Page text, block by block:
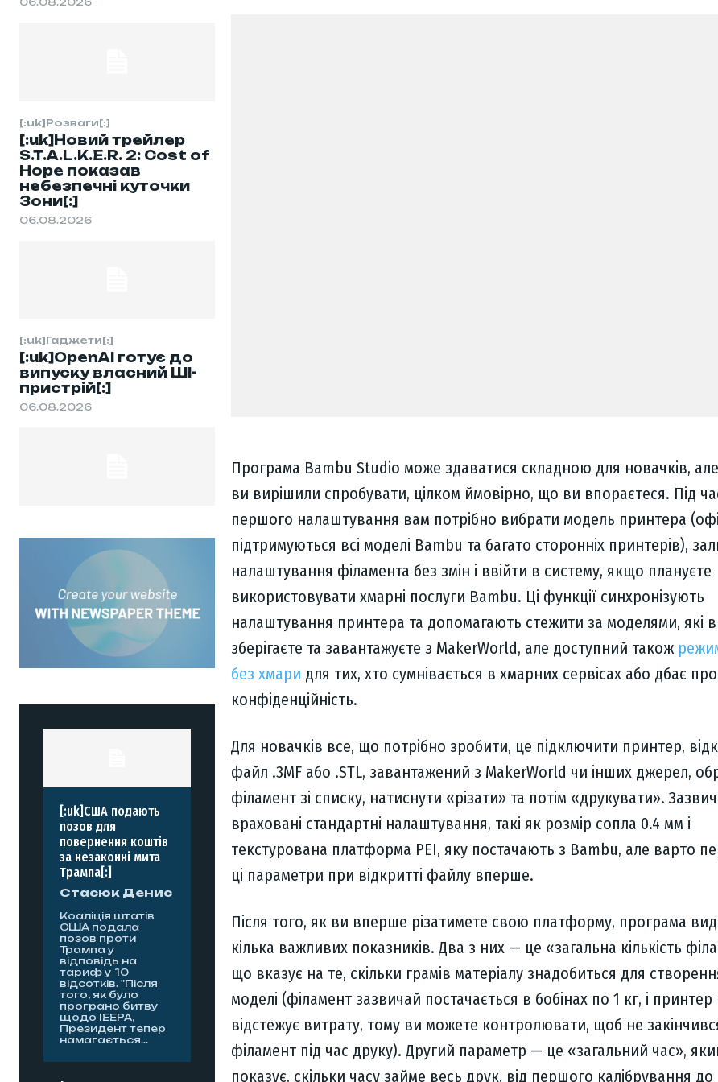
[:uk]Розваги[:]
[:uk]Новий трейлер
S.T.A.L.K.E.R. 2: Cost of
Hope показав
небезпечні куточки
Зони[:]
06.08.2026
[:uk]Гаджети[:]
[:uk]OpenAI готує до
випуску власний ШІ-
пристрій[:]
06.08.2026
[:uk]США подають
позов для
повернення коштів
за незаконні мита
Трампа[:]
Стасюк Денис
Коаліція штатів
США подала
позов проти
Трампа у
відповідь на
тариф у 10
відсотків. "Після
того, як було
програно битву
щодо IEEPA,
Президент тепер
намагається...
Програма Bambu Studio може здаватися складною для новачків,
ви вирішили спробувати, цілком ймовірно, що ви впораєтеся. Під
першого налаштування вам потрібно вибрати модель принтера
підтримуються всі моделі Bambu та багато сторонніх принтерів),
налаштування філамента без змін і ввійти в систему, якщо плануєте
використовувати хмарні послуги Bambu. Ці функції синхронізують
налаштування принтера та допомагають стежити за моделями, які
зберігаєте та завантажуєте з MakerWorld, але доступний також
без хмари для тих, хто сумнівається в хмарних сервісах або дбає про
конфіденційність.
Для новачків все, що потрібно зробити, це підключити принтер,
файл .3MF або .STL, завантажений з MakerWorld чи інших джерел,
філамент зі списку, натиснути «різати» та потім «друкувати».
враховані стандартні налаштування, такі як розмір сопла 0.4 мм і
текстурована платформа PEI, яку постачають з Bambu, але варто
ці параметри при відкритті файлу вперше.
Після того, як ви вперше різатимете свою платформу, програма
кілька важливих показників. Два з них — це «загальна кількість
що вказує на те, скільки грамів матеріалу знадобиться для
моделі (філамент зазвичай постачається в бобінах по 1 кг, і принтер
відстежує витрату, тому ви можете контролювати, щоб не
філамент під час друку). Другий параметр — це «загальний час»,
показує, скільки часу займе весь друк, від першого калібрування до